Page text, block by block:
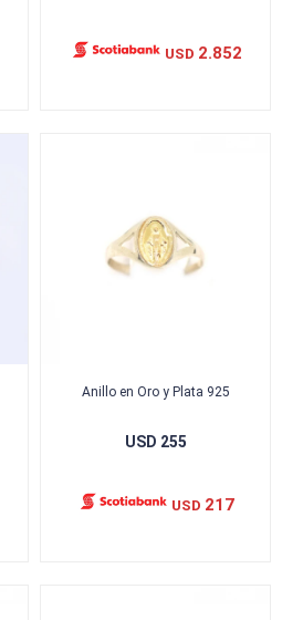
USD 2.852
Anillo en Oro y Plata 925
USD 255
USD 217